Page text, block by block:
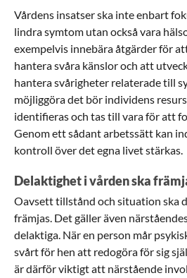
Vårdens insatser ska inte enbart
lindra symtom utan också vara
exempelvis innebära åtgärder för
hantera svåra känslor och att
hantera svårigheter relaterade till
möjliggöra det bör individens
identifieras och tas till vara för att
Genom ett sådant arbetssätt kan
kontroll över det egna livet stärkas.
Delaktighet i vården ska
Oavsett tillstånd och situation ska
främjas. Det gäller även
delaktiga. När en person mår
svårt för hen att redogöra för sig
är därför viktigt att närstående